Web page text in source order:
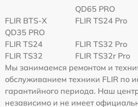
QD65 PRO
FLIR BTS-X
QD35 PRO
FLIR TS24 Pro
FLIR TS24
FLIR TS32 Pro
FLIR TS32
FLIR TS32r Pro
Мы занимаемся ремонтом и
обслуживанием техники FLIR по
гарантийного периода. Наш
независимо и не имеет